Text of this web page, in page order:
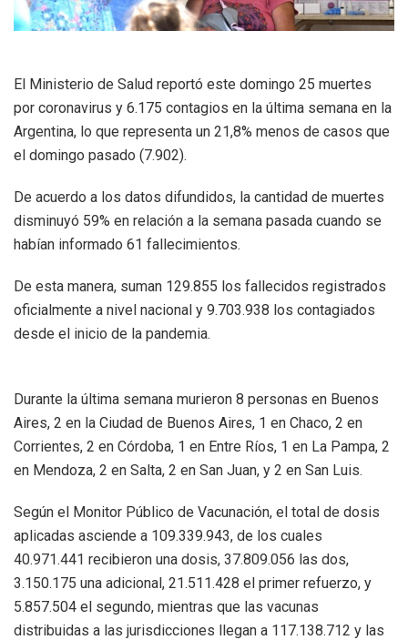
El Ministerio de Salud reportó este domingo 25 muertes
por coronavirus y 6.175 contagios en la última semana en la
Argentina, lo que representa un 21,8% menos de casos que
el domingo pasado (7.902).
De acuerdo a los datos difundidos, la cantidad de muertes
disminuyó 59% en relación a la semana pasada cuando se
habían informado 61 fallecimientos.
De esta manera, suman 129.855 los fallecidos registrados
oficialmente a nivel nacional y 9.703.938 los contagiados
desde el inicio de la pandemia.
Durante la última semana murieron 8 personas en Buenos
Aires, 2 en la Ciudad de Buenos Aires, 1 en Chaco, 2 en
Corrientes, 2 en Córdoba, 1 en Entre Ríos, 1 en La Pampa, 2
en Mendoza, 2 en Salta, 2 en San Juan, y 2 en San Luis.
Según el Monitor Público de Vacunación, el total de dosis
aplicadas asciende a 109.339.943, de los cuales
40.971.441 recibieron una dosis, 37.809.056 las dos,
3.150.175 una adicional, 21.511.428 el primer refuerzo, y
5.857.504 el segundo, mientras que las vacunas
distribuidas a las jurisdicciones llegan a 117.138.712 y las